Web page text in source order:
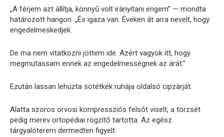
„A férjem azt állítja, könnyű volt irányítani engem” — mondta
határozott hangon. „És igaza van. Éveken át arra nevelt, hogy
engedelmeskedjek.
De ma nem vitatkozni jöttem ide. Azért vagyok itt, hogy
megmutassam ennek az engedelmességnek az árát.”
Ezután lassan lehúzta sötétkék ruhája oldalsó cipzárját.
Alatta szoros orvosi kompressziós felsőt viselt, a törzsét
pedig merev ortopédiai rögzítő tartotta. Az egész
tárgyalóterem dermedten figyelt.